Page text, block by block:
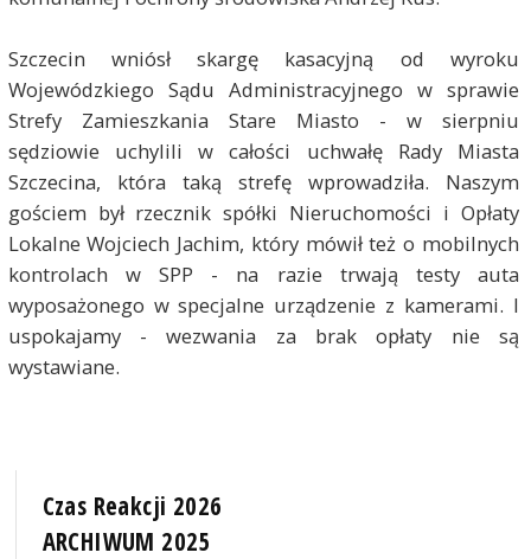
Szczecin wniósł skargę kasacyjną od wyroku
Wojewódzkiego Sądu Administracyjnego w sprawie
Strefy Zamieszkania Stare Miasto - w sierpniu
sędziowie uchylili w całości uchwałę Rady Miasta
Szczecina, która taką strefę wprowadziła. Naszym
gościem był rzecznik spółki Nieruchomości i Opłaty
Lokalne Wojciech Jachim, który mówił też o mobilnych
kontrolach w SPP - na razie trwają testy auta
wyposażonego w specjalne urządzenie z kamerami. I
uspokajamy - wezwania za brak opłaty nie są
wystawiane.
Czas Reakcji 2026
ARCHIWUM 2025